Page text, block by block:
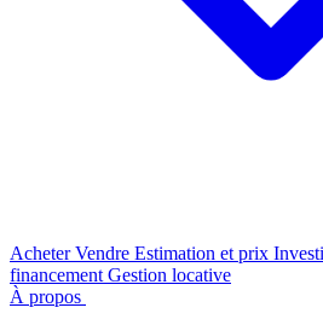
AcheterVendre Estimation et prix
financement Gestion locative
À propos